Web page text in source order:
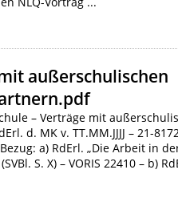
außerschulischen
– Verträge mit
d. MK v. TT.MM.JJJJ – 21-
a) RdErl. „Die Arbeit in
S. X) – VORIS 22410 – b)